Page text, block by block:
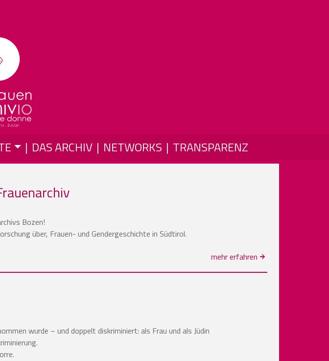
DAS ARCHIV NETWORKS TRANSPARENZ
Bozen!
über, Frauen- und Gendergeschichte in Südtirol.
mehr erfahren
wurde – und doppelt diskriminiert: als Frau und als Jüdin